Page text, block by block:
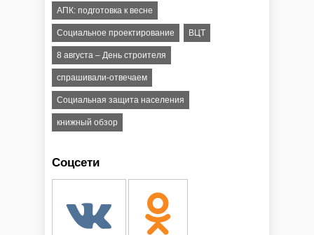
АПК: подготовка к весне
Социальное проектирование ВЦТ
8 августа – День строителя
спрашивали-отвечаем
Социальная защита населения
книжный обзор
Соцсети